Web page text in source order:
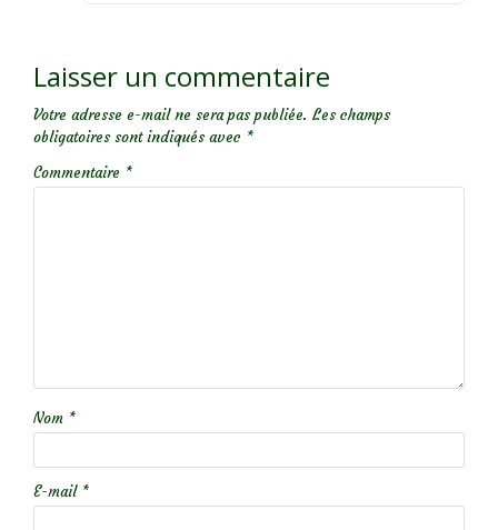
Laisser un commentaire
Votre adresse e-mail ne sera pas publiée. Les champs
obligatoires sont indiqués avec *
Commentaire *
Nom *
E-mail *